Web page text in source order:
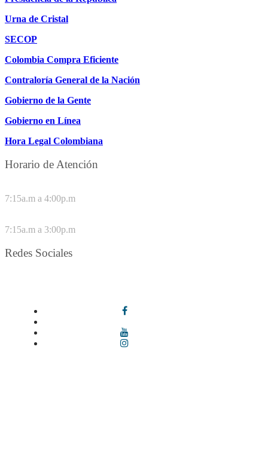
Urna de Cristal
SECOP
Colombia Compra Eficiente
Contraloría General de la Nación
Gobierno de la Gente
Gobierno en Línea
Hora Legal Colombiana
Horario de Atención
7:15a.m a 4:00p.m
7:15a.m a 3:00p.m
Redes Sociales